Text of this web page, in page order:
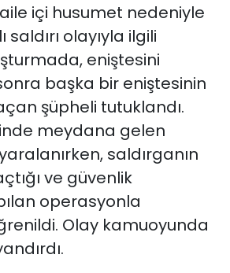
içi husumet nedeniyle
olayıyla ilgili
eniştesini
başka bir eniştesinin
şüpheli tutuklandı.
meydana gelen
saldırganın
ve güvenlik
operasyonla
Olay kamuoyunda